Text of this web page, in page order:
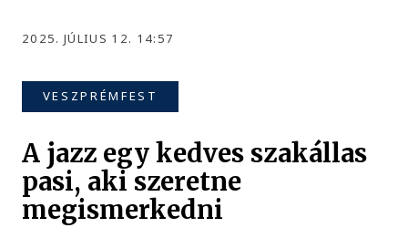
2025. JÚLIUS 12. 14:57
VESZPRÉMFEST
A jazz egy kedves szakállas
pasi, aki szeretne
megismerkedni